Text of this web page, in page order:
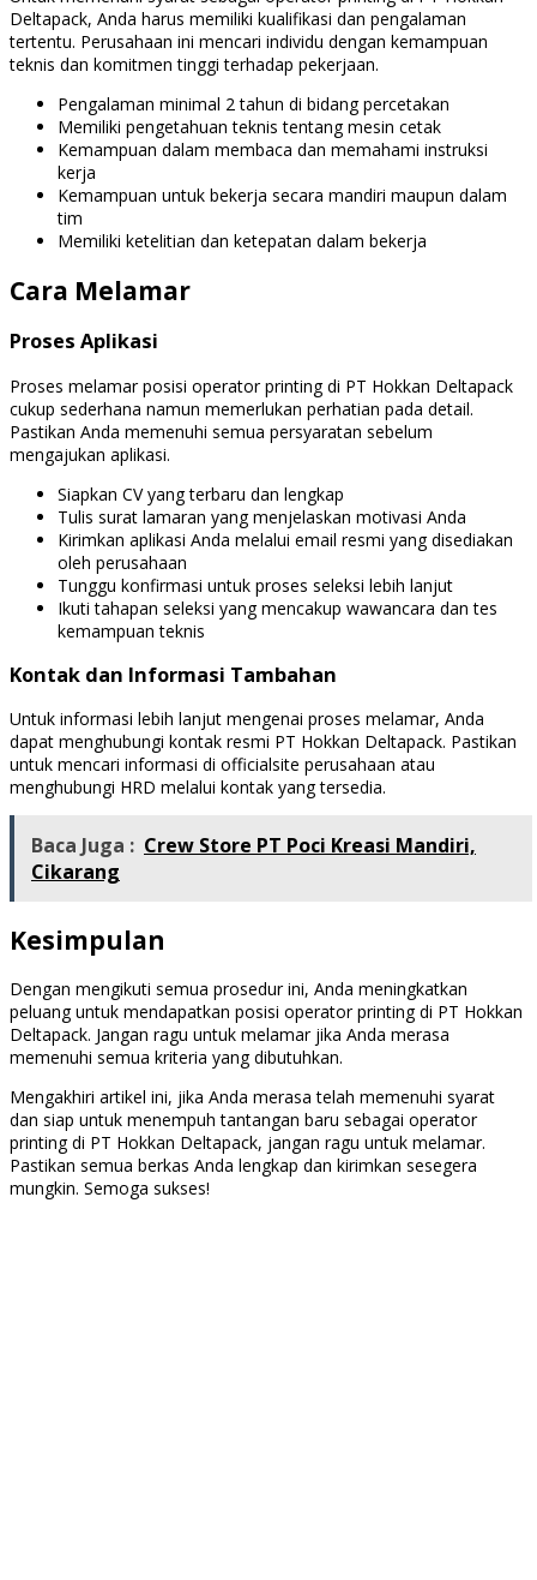
Deltapack, Anda harus memiliki kualifikasi dan pengalaman
tertentu. Perusahaan ini mencari individu dengan kemampuan
teknis dan komitmen tinggi terhadap pekerjaan.
Pengalaman minimal 2 tahun di bidang percetakan
Memiliki pengetahuan teknis tentang mesin cetak
Kemampuan dalam membaca dan memahami instruksi
kerja
Kemampuan untuk bekerja secara mandiri maupun dalam
tim
Memiliki ketelitian dan ketepatan dalam bekerja
Cara Melamar
Proses Aplikasi
Proses melamar posisi operator printing di PT Hokkan Deltapack
cukup sederhana namun memerlukan perhatian pada detail.
Pastikan Anda memenuhi semua persyaratan sebelum
mengajukan aplikasi.
Siapkan CV yang terbaru dan lengkap
Tulis surat lamaran yang menjelaskan motivasi Anda
Kirimkan aplikasi Anda melalui email resmi yang disediakan
oleh perusahaan
Tunggu konfirmasi untuk proses seleksi lebih lanjut
Ikuti tahapan seleksi yang mencakup wawancara dan tes
kemampuan teknis
Kontak dan Informasi Tambahan
Untuk informasi lebih lanjut mengenai proses melamar, Anda
dapat menghubungi kontak resmi PT Hokkan Deltapack. Pastikan
untuk mencari informasi di officialsite perusahaan atau
menghubungi HRD melalui kontak yang tersedia.
Baca Juga : Crew Store PT Poci Kreasi Mandiri,
Cikarang
Kesimpulan
Dengan mengikuti semua prosedur ini, Anda meningkatkan
peluang untuk mendapatkan posisi operator printing di PT Hokkan
Deltapack. Jangan ragu untuk melamar jika Anda merasa
memenuhi semua kriteria yang dibutuhkan.
Mengakhiri artikel ini, jika Anda merasa telah memenuhi syarat
dan siap untuk menempuh tantangan baru sebagai operator
printing di PT Hokkan Deltapack, jangan ragu untuk melamar.
Pastikan semua berkas Anda lengkap dan kirimkan sesegera
mungkin. Semoga sukses!